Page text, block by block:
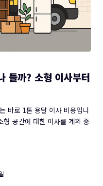
들까? 소형 이사부터
바로 1톤 용달 이사 비용입니
형 공간에 대한 이사를 계획 중